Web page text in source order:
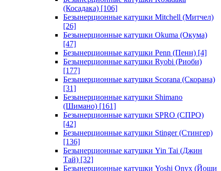
(Косадака) [106]
Безынерционные катушки Mitchell (Митчел)
[26]
Безынерционные катушки Okuma (Окума)
[47]
Безынерционные катушки Penn (Пенн) [4]
Безынерционные катушки Ryobi (Риоби)
[177]
Безынерционные катушки Scorana (Скорана)
[31]
Безынерционные катушки Shimano
(Шимано) [161]
Безынерционные катушки SPRO (СПРО)
[42]
Безынерционные катушки Stinger (Стингер)
[136]
Безынерционные катушки Yin Tai (Джин
Тай) [32]
Безынерционные катушки Yoshi Onyx (Йоши